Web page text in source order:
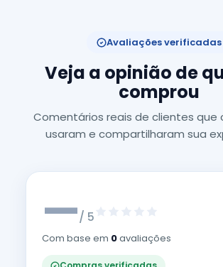
Avaliações verificadas
Veja a opinião de
comprou
Comentários reais de clientes que
usaram e compartilharam sua
—/ 5
Com base em 0avaliações